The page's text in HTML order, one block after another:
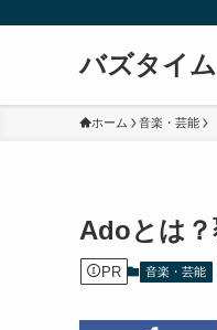
バズタイ
ホーム 音楽・芸能
Adoとは
PR 音楽・芸能